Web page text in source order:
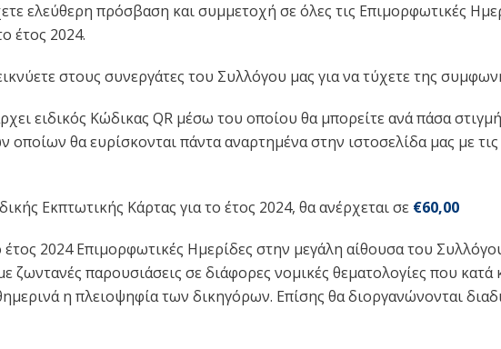
ελεύθερη πρόσβαση και συμμετοχή σε όλες τις Επιμορφωτικές
έτος 2024.
στους συνεργάτες του Συλλόγου μας για να τύχετε της
ειδικός Κώδικας QR μέσω του οποίου θα μπορείτε ανά πάσα
οποίων θα ευρίσκονται πάντα αναρτημένα στην ιστοσελίδα μας με
Εκπτωτικής Κάρτας για το έτος 2024, θα ανέρχεται σε €60,00
2024 Επιμορφωτικές Ημερίδες στην μεγάλη αίθουσα του
ζωντανές παρουσιάσεις σε διάφορες νομικές θεματολογίες που
η πλειοψηφία των δικηγόρων. Επίσης θα διοργανώνονται